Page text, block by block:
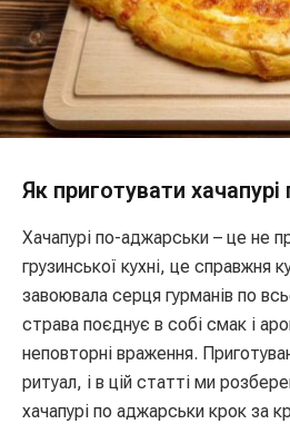
Як приготувати
Хачапурі по-аджарськи – це не
грузинської кухні, це справжня
завоювала серця гурманів по
страва поєднує в собі смак і
неповторні враження.
ритуал, і в цій статті ми
хачапурі по аджарськи крок за